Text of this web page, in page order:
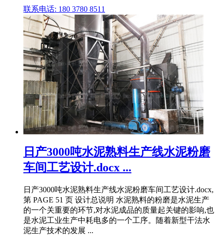
联系电话: 180 3780 8511
日产3000吨水泥熟料生产线水泥粉磨
车间工艺设计.docx ...
日产3000吨水泥熟料生产线水泥粉磨车间工艺设计.docx,
第 PAGE 51 页 设计总说明 水泥熟料的粉磨是水泥生产
的一个关重要的环节,对水泥成品的质量起关键的影响,也
是水泥工业生产中耗电多的一个工序。随着新型干法水
泥生产技术的发展 ...